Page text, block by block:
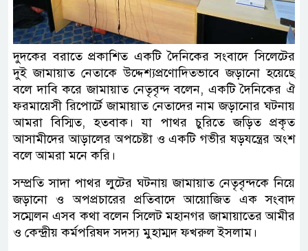
দুদকের বরাতে প্রকাশিত একটি দৈনিকের সংবাদে সিলেটের
দুই জামায়াত নেতাকে উদ্দেশ্যপ্রণোদিতভাবে জড়ানো হয়েছে
বলে দাবি করে জামায়াত নেতৃবৃন্দ বলেন, একটি দৈনিকের ঐ
ফরমায়েসী রিপোর্টে জামায়াত নেতাদের নাম জড়ানোর ঘটনায়
আমরা বিস্মিত, হতবাক। যা পাথর চুরিতে জড়িত প্রকৃত
আসামীদের আড়ালের অপচেষ্টা ও একটি গভীর ষড়যন্ত্রের অংশ
বলে আমরা মনে করি।
সম্প্রতি সাদা পাথর লুটের ঘটনায় জামায়াত নেতৃবৃন্দকে নিয়ে
জড়ানো ও অপপ্রচারের প্রতিবাদে আয়োজিত এক সংবাদ
সম্মেলন এসব কথা বলেন সিলেট মহানগর জামায়াতের আমীর
ও কেন্দ্রীয় কর্মপরিষদ সদস্য মুহাম্মদ ফখরুল ইসলাম।